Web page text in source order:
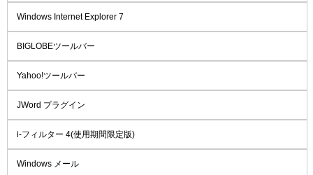
Windows Internet Explorer 7
BIGLOBEツールバー
Yahoo!ツールバー
JWord プラグイン
i-フィルター 4(使用期間限定版)
Windows メール